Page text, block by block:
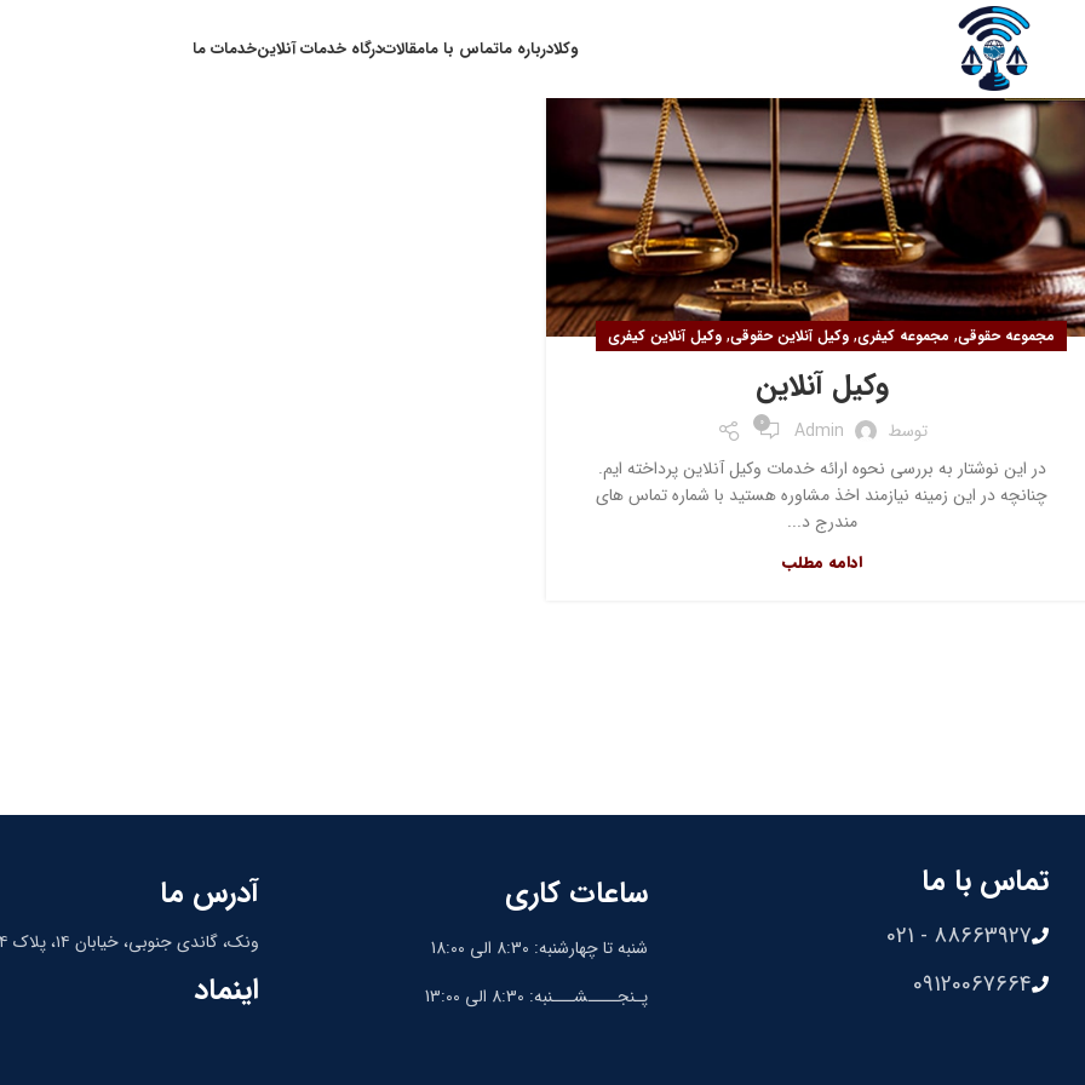
وکلادرباره ماتماس با مامقالاتدرگاه خدمات آنلاینخدمات ما
مجموعه حقوقی, مجموعه کیفری, وکیل آنلاین حقوقی, وکیل آنلاین کیفری
وکیل آنلاین
توسط Admin
0
در این نوشتار به بررسی نحوه ارائه خدمات وکیل آنلاین پرداخته ایم.
چنانچه در این زمینه نیازمند اخذ مشاوره هستید با شماره تماس های
مندرج د...
ادامه مطلب
تماس با ما
88663927 - 021
09120067664
ساعات کاری
شنبه تا چهارشنبه: 8:30 الی 18:00
پـنجــــشـــنبه: 8:30 الی 13:00
آدرس ما
ونک، گاندی جنوبی، خیابان ۱۴، پلاک ۱۴، واحد ۹
اینماد